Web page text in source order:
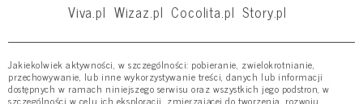
Viva.pl Wizaz.pl Cocolita.pl Story.pl
Jakiekolwiek aktywności, w szczególności: pobieranie, zwielokrotnianie,
przechowywanie, lub inne wykorzystywanie treści, danych lub informacji
dostępnych w ramach niniejszego serwisu oraz wszystkich jego podstron, w
szczególności w celu ich eksploracji, zmierzającej do tworzenia, rozwoju,